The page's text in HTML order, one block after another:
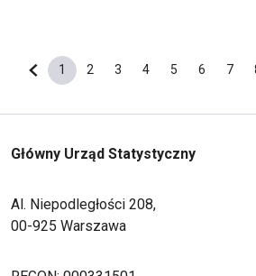
Poprzednia strona
Bieżąca strona
1
Strona
2
Strona
3
Strona
4
Strona
5
Strona
6 7
Główny Urząd Statystyczny
Al. Niepodległości 208,
00-925 Warszawa